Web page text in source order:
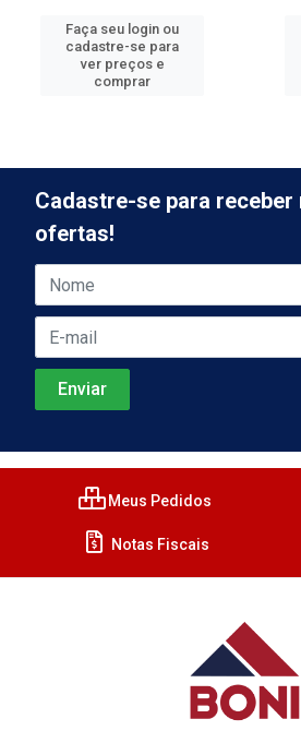
Faça seu login ou
cadastre-se para
ver preços e
comprar
Cadastre-se para receber
ofertas!
Meus Pedidos
Notas Fiscais